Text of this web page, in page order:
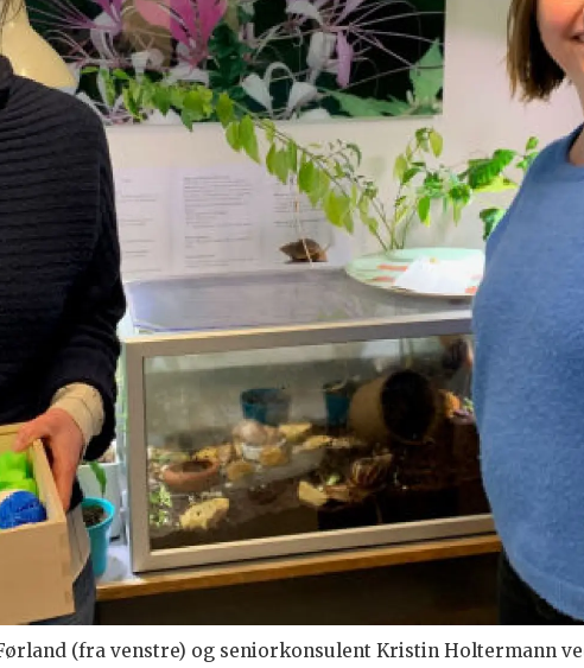
(fra venstre) og seniorkonsulent Kristin Holtermann